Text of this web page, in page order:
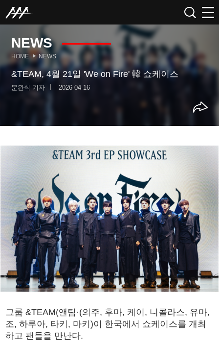
NEWS
HOME NEWS
&TEAM, 4월 21일 'We on Fire' 韓 쇼케이스
문완식 기자 2026-04-16
그룹 &TEAM(앤팀·(의주, 후마, 케이, 니콜라스, 유마,
조, 하루아, 타키, 마키)이 한국에서 쇼케이스를 개최
하고 팬들을 만난다.